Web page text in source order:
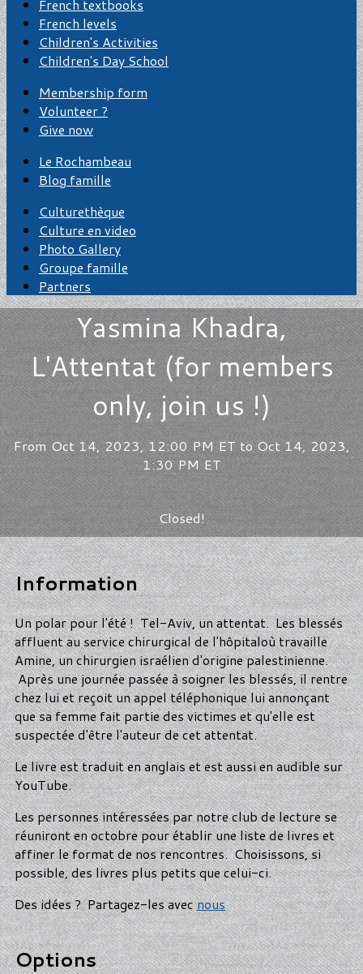
French textbooks
French levels
Children's Activities
Children's Day School
Membership form
Volunteer ?
Give now
Le Rochambeau
Blog famille
Culturethèque
Culture en video
Photo Gallery
Groupe famille
Partners
Yasmina Khadra,
L'Attentat (for members
only, join us !)
From Oct 14, 2023, 12:00 PM ET to Oct 14, 2023,
1:30 PM ET
Closed!
Information
Un polar pour l'été ! Tel-Aviv, un attentat. Les blessés
affluent au service chirurgical de l'hôpitaloù travaille
Amine, un chirurgien israélien d'origine palestinienne.
Après une journée passée à soigner les blessés, il rentre
chez lui et reçoit un appel téléphonique lui annonçant
que sa femme fait partie des victimes et qu'elle est
suspectée d'être l'auteur de cet attentat.
Le livre est traduit en anglais et est aussi en audible sur
YouTube.
Les personnes intéressées par notre club de lecture se
réuniront en octobre pour établir une liste de livres et
affiner le format de nos rencontres. Choisissons, si
possible, des livres plus petits que celui-ci.
Des idées ? Partagez-les avecnous
Options